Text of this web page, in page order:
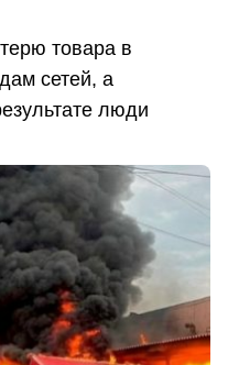
товара в
сетей, а
люди